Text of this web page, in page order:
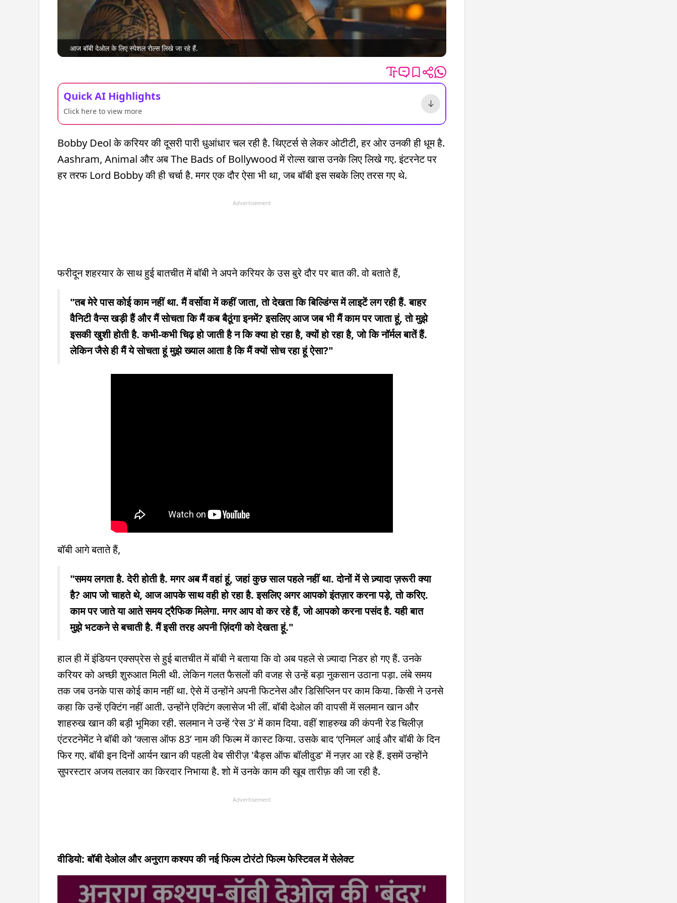
आज बॉबी देओल के लिए स्पेशल रोल्स लिखे जा रहे हैं.
Quick AI Highlights
Click here to view more
Bobby Deol के करियर की दूसरी पारी धुआंधार चल रही है. थिएटर्स से लेकर ओटीटी, हर ओर उनकी ही धूम है.
Aashram, Animal और अब The Bads of Bollywood में रोल्स खास उनके लिए लिखे गए. इंटरनेट पर
हर तरफ Lord Bobby की ही चर्चा है. मगर एक दौर ऐसा भी था, जब बॉबी इस सबके लिए तरस गए थे.
Advertisement
फरीदून शहरयार के साथ हुई बातचीत में बॉबी ने अपने करियर के उस बुरे दौर पर बात की. वो बताते हैं,
"तब मेरे पास कोई काम नहीं था. मैं वर्सोवा में कहीं जाता, तो देखता कि बिल्डिंग्स में लाइटें लग रही हैं. बाहर
वैनिटी वैन्स खड़ी हैं और मैं सोचता कि मैं कब बैठूंगा इनमें? इसलिए आज जब भी मैं काम पर जाता हूं, तो मुझे
इसकी खुशी होती है. कभी-कभी चिढ़ हो जाती है न कि क्या हो रहा है, क्यों हो रहा है, जो कि नॉर्मल बातें हैं.
लेकिन जैसे ही मैं ये सोचता हूं मुझे ख्याल आता है कि मैं क्यों सोच रहा हूं ऐसा?"
बॉबी आगे बताते हैं,
"समय लगता है. देरी होती है. मगर अब मैं वहां हूं, जहां कुछ साल पहले नहीं था. दोनों में से ज़्यादा ज़रूरी क्या
है? आप जो चाहते थे, आज आपके साथ वही हो रहा है. इसलिए अगर आपको इंतज़ार करना पड़े, तो करिए.
काम पर जाते या आते समय ट्रैफिक मिलेगा. मगर आप वो कर रहे हैं, जो आपको करना पसंद है. यही बात
मुझे भटकने से बचाती है. मैं इसी तरह अपनी ज़िंदगी को देखता हूं."
हाल ही में इंडियन एक्सप्रेस से हुई बातचीत में बॉबी ने बताया कि वो अब पहले से ज़्यादा निडर हो गए हैं. उनके
करियर को अच्छी शुरुआत मिली थी. लेकिन गलत फैसलों की वजह से उन्हें बड़ा नुकसान उठाना पड़ा. लंबे समय
तक जब उनके पास कोई काम नहीं था. ऐसे में उन्होंने अपनी फिटनेस और डिसिप्लिन पर काम किया. किसी ने उनसे
कहा कि उन्हें एक्टिंग नहीं आती. उन्होंने एक्टिंग क्लासेज भी लीं. बॉबी देओल की वापसी में सलमान खान और
शाहरुख खान की बड़ी भूमिका रही. सलमान ने उन्हें ‘रेस 3’ में काम दिया. वहीं शाहरुख की कंपनी रेड चिलीज़
एंटरटनेमेंट ने बॉबी को ‘क्लास ऑफ 83’ नाम की फिल्म में कास्ट किया. उसके बाद ‘एनिमल’ आई और बॉबी के दिन
फिर गए. बॉबी इन दिनों आर्यन खान की पहली वेब सीरीज़ 'बैड्स ऑफ बॉलीवुड' में नज़र आ रहे हैं. इसमें उन्होंने
सुपरस्टार अजय तलवार का किरदार निभाया है. शो में उनके काम की खूब तारीफ़ की जा रही है.
Advertisement
वीडियो: बॉबी देओल और अनुराग कश्यप की नई फिल्म टोरंटो फिल्म फेस्टिवल में सेलेक्ट